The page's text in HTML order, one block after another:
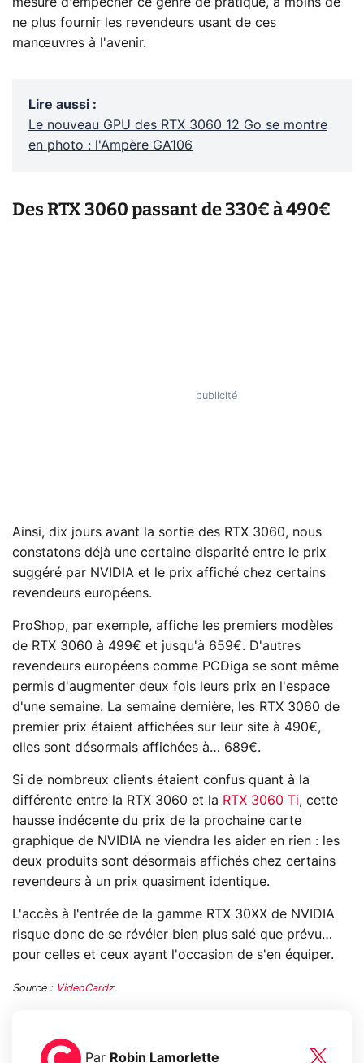
ne plus fournir les revendeurs usant de ces
manœuvres à l'avenir.
Lire aussi :
Le nouveau GPU des RTX 3060 12 Go se montre
en photo : l'Ampère GA106
Des RTX 3060 passant de 330€ à 490€
Ainsi, dix jours avant la sortie des RTX 3060, nous
constatons déjà une certaine disparité entre le prix
suggéré par NVIDIA et le prix affiché chez certains
revendeurs européens.
ProShop, par exemple, affiche les premiers modèles
de RTX 3060 à 499€ et jusqu'à 659€. D'autres
revendeurs européens comme PCDiga se sont même
permis d'augmenter deux fois leurs prix en l'espace
d'une semaine. La semaine dernière, les RTX 3060 de
premier prix étaient affichées sur leur site à 490€,
elles sont désormais affichées à… 689€.
Si de nombreux clients étaient confus quant à la
différente entre la RTX 3060 et la RTX 3060 Ti, cette
hausse indécente du prix de la prochaine carte
graphique de NVIDIA ne viendra les aider en rien : les
deux produits sont désormais affichés chez certains
revendeurs à un prix quasiment identique.
L'accès à l'entrée de la gamme RTX 30XX de NVIDIA
risque donc de se révéler bien plus salé que prévu…
pour celles et ceux ayant l'occasion de s'en équiper.
Source : VideoCardz
Par Robin Lamorlette